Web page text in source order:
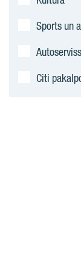
Sports un
Autoserviss
Citi